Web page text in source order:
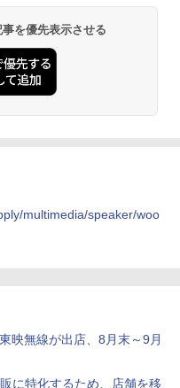
を優先表示させる
multimedia/speaker/woo
映無線が出店、8月末～9月
に特化するため、店舗を移